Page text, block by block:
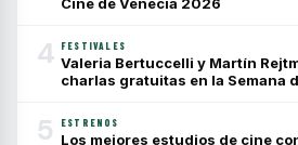
4 FESTIVALES
Valeria Bertuccelli y Martín
charlas gratuitas en la Semana
5 ESTRENOS
Los mejores estudios de cine